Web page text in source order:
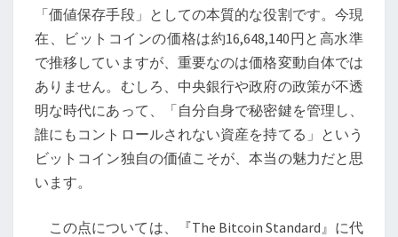
「価値保存手段」としての本質的な役割です。今現
在、ビットコインの価格は約16,648,140円と高水準
で推移していますが、重要なのは価格変動自体では
ありません。むしろ、中央銀行や政府の政策が不透
明な時代にあって、「自分自身で秘密鍵を管理し、
誰にもコントロールされない資産を持てる」という
ビットコイン独自の価値こそが、本当の魅力だと思
います。
この点については、『The Bitcoin Standard』に代